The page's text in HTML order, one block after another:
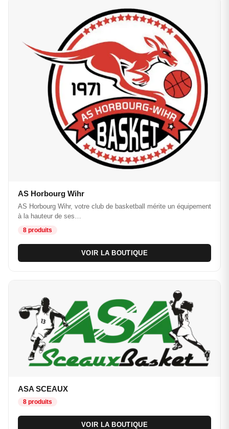
AS Horbourg Wihr
AS Horbourg Wihr, votre club de basketball mérite un équipement
à la hauteur de ses…
8 produits
VOIR LA BOUTIQUE
ASA SCEAUX
8 produits
VOIR LA BOUTIQUE